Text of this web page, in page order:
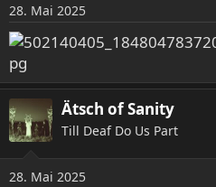
n
e
:
28. Mai 2025
Ätsch of Sanity
Till Deaf Do Us Part
28. Mai 2025